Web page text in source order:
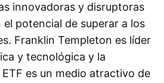
innovadoras y disruptoras
potencial de superar a los
Franklin Templeton es líder
y tecnológica y la
es un medio atractivo de